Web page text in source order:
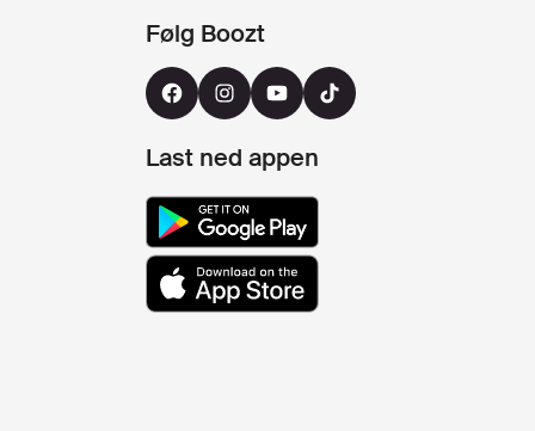
Følg Boozt
Last ned appen